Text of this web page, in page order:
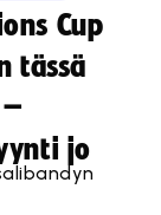
Cup
tässä
jo